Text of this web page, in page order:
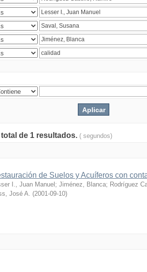
de 1 resultados. ( segundos)
de Suelos y Acuíferos con
I., Juan Manuel ; Jiménez, Blanca; Rodríguez
José A. (2001-09-10)